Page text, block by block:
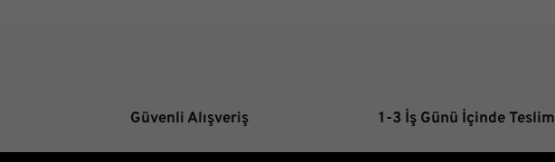
Güvenli Alışveriş 1-3 İş Günü İçinde Teslim